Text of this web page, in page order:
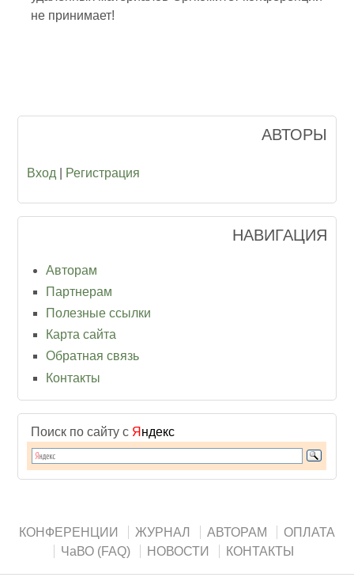
не принимает!
АВТОРЫ
Вход Регистрация
НАВИГАЦИЯ
Авторам
Партнерам
Полезные ссылки
Карта сайта
Обратная связь
Контакты
Поиск по сайту с Я ндекс
КОНФЕРЕНЦИИ ЖУРНАЛ АВТОРАМ
ОПЛАТА
ЧаВО (FAQ)
НОВОСТИ КОНТАКТЫ